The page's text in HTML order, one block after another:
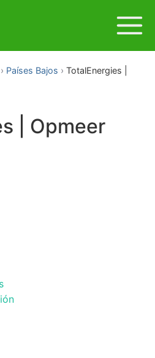
Países Bajos
TotalEnergies |
| Opmeer